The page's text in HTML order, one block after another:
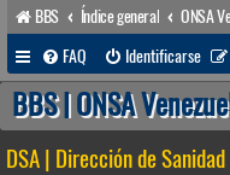
BBS Índice general
FAQ
Identificarse
BBS | ONSA
DSA | Dirección de